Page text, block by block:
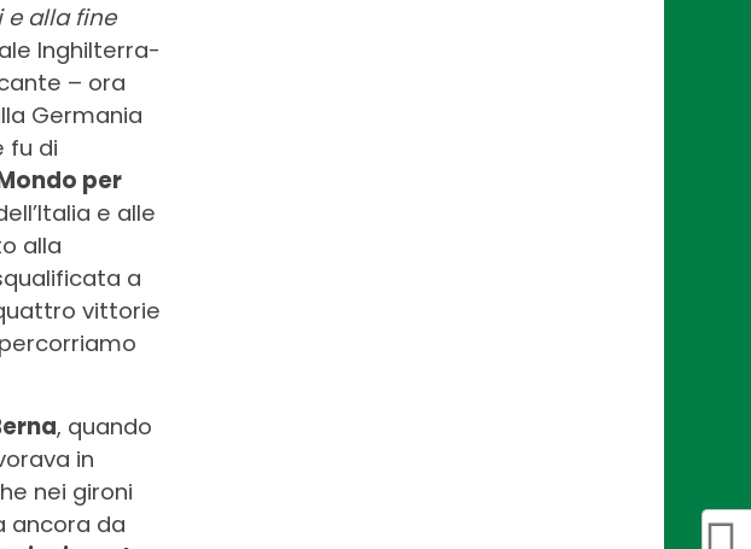
e alla fine
Inghilterra-
– ora
Germania
fu di
per
e alle
alla
a
vittorie
, quando
in
nei gironi
ancora da